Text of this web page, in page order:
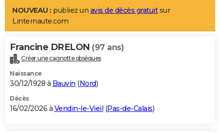
LIFESTYLE
Art de vivre
Bien-être
Loisirs
Mode
Modes de vie
Alimentation
Guide de la santé
Maladies
Médicaments
Sommeil
VOYAGE
Destinations
City break
Voyage nature
Voyage de noces
Forum
Climat
+PHOTO
GUIDES D'ACHAT
BONS PLANS
NOUVEAU : publiez un avis de décès gratuitsur
Linternaute.com
Francine DRELON (97 ans)
Créer une cagnotte obsèques
Naissance
30/12/1928 à Bauvin (Nord)
Décès
16/02/2026 à Vendin-le-Vieil (Pas-de-Calais)